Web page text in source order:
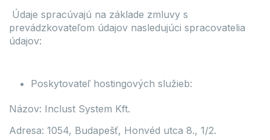
Údaje spracúvajú na základe zmluvy s
prevádzkovateľom údajov nasledujúci spracovatelia
údajov:
Poskytovateľ hostingových služieb:
Názov: Inclust System Kft.
Adresa: 1054, Budapešť, Honvéd utca 8., 1/2.